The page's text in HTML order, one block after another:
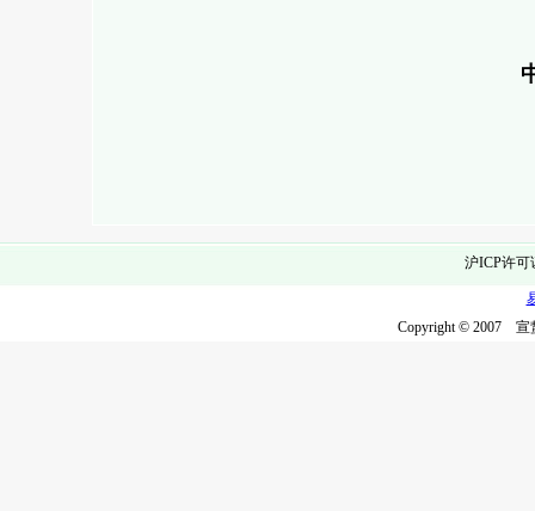
中国民间
沪ICP许可
Copyright © 2007 宣